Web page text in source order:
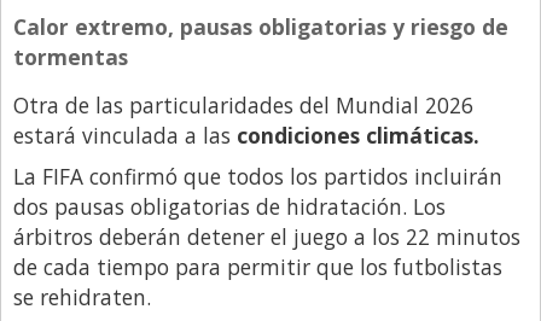
Calor extremo, pausas obligatorias y riesgo de
tormentas
Otra de las particularidades del Mundial 2026
estará vinculada a las condiciones climáticas.
La FIFA confirmó que todos los partidos incluirán
dos pausas obligatorias de hidratación. Los
árbitros deberán detener el juego a los 22 minutos
de cada tiempo para permitir que los futbolistas
se rehidraten.